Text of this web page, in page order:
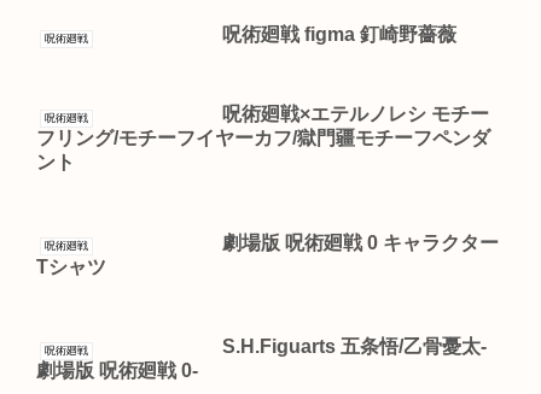
呪術廻戦 呪術廻戦 figma 釘崎野薔薇
呪術廻戦
呪術廻戦×エテルノレシ モチー
フリング/モチーフイヤーカフ/獄門疆モチーフペンダ
ント
呪術廻戦
劇場版 呪術廻戦 0 キャラクター
Tシャツ
呪術廻戦
S.H.Figuarts 五条悟/乙骨憂太‐
劇場版 呪術廻戦 0‐